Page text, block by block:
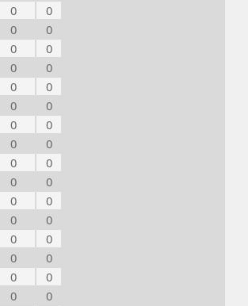
0
0
0
0
0
0
0
0
0
0
0
0
0
0
0
0
0
0
0
0
0
0
0
0
0
0
0
0
0
0
0
0